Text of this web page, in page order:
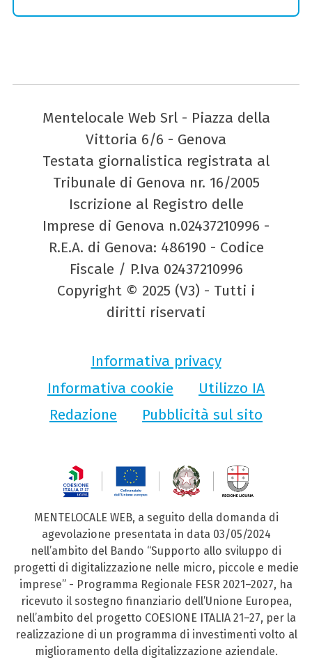
Mentelocale Web Srl - Piazza della
Vittoria 6/6 - Genova
Testata giornalistica registrata al
Tribunale di Genova nr. 16/2005
Iscrizione al Registro delle
Imprese di Genova n.02437210996 -
R.E.A. di Genova: 486190 - Codice
Fiscale / P.Iva 02437210996
Copyright © 2025 (V3) - Tutti i
diritti riservati
Informativa privacy
Informativa cookie
Utilizzo IA
Redazione
Pubblicità sul sito
MENTELOCALE WEB, a seguito della domanda di
agevolazione presentata in data 03/05/2024
nell’ambito del Bando “Supporto allo sviluppo di
progetti di digitalizzazione nelle micro, piccole e medie
imprese” - Programma Regionale FESR 2021–2027, ha
ricevuto il sostegno finanziario dell’Unione Europea,
nell’ambito del progetto COESIONE ITALIA 21–27, per la
realizzazione di un programma di investimenti volto al
miglioramento della digitalizzazione aziendale.